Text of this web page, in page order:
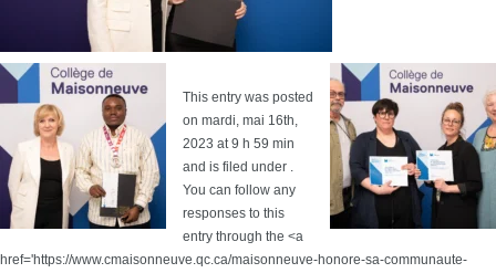
This entry was posted
on mardi, mai 16th,
2023 at 9 h 59 min
and is filed under .
You can follow any
responses to this
entry through the <a
href='https://www.cmaisonneuve.qc.ca/maisonneuve-honore-sa-communaute-